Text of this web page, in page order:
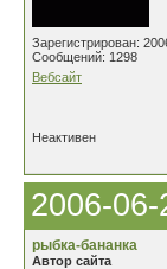
Зарегистрирован:
Сообщений: 1298
Вебсайт
Неактивен
2006-
рыбка-бананка
Автор сайта